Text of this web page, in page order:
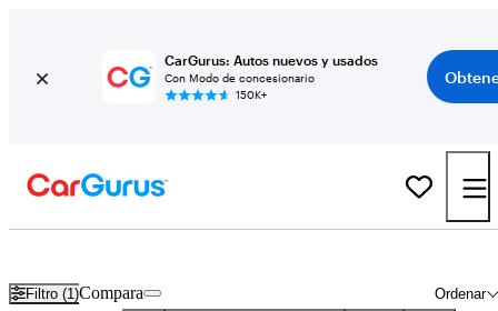
CarGurus: Autos nuevos y usados
Con Modo de concesionario
150K+
Filtro (1) Ordenar
Compara